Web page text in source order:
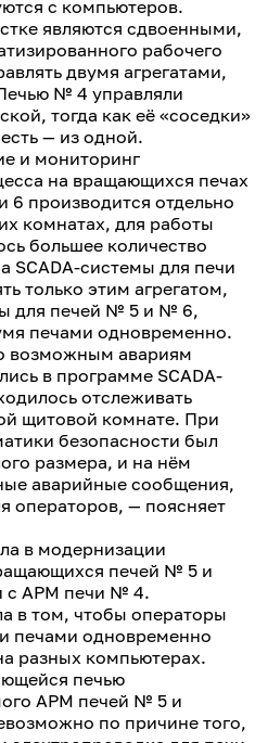
с компьютеров.
являются сдвоенными,
рабочего
двумя агрегатами,
№ 4 управляли
тогда как её «соседки»
— из одной.
и мониторинг
на вращающихся печах
производится отдельно
комнатах, для работы
большее количество
SCADA-системы для печи
только этим агрегатом,
для печей № 5 и № 6,
печами одновременно.
возможным авариям
в программе SCADA-
отслеживать
щитовой комнате. При
безопасности был
размера, и на нём
аварийные сообщения,
операторов, — поясняет
в модернизации
печей № 5 и
с АРМ печи № 4.
в том, чтобы операторы
печами одновременно
разных компьютерах.
печью
АРМ печей № 5 и
по причине того,